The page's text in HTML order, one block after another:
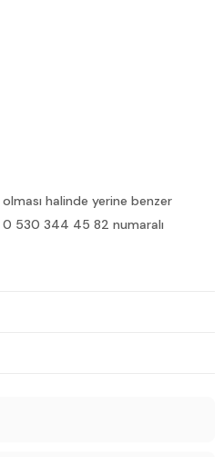
halinde yerine benzer
530 344 45 82 numaralı